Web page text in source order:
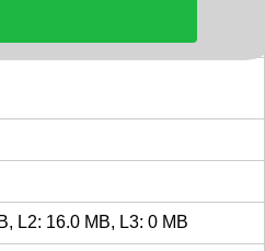
L2: 16.0 MB, L3: 0 MB